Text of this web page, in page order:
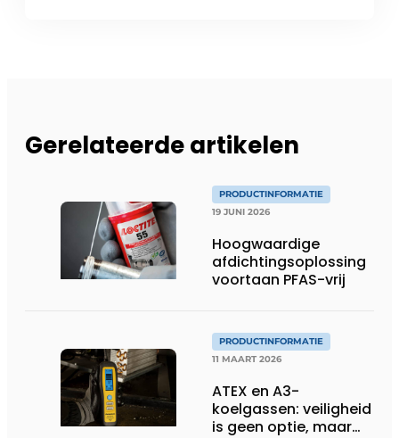
Gerelateerde artikelen
PRODUCTINFORMATIE
19 JUNI 2026
Hoogwaardige
afdichtingsoplossing
voortaan PFAS-vrij
PRODUCTINFORMATIE
11 MAART 2026
ATEX en A3-
koelgassen: veiligheid
is geen optie, maar